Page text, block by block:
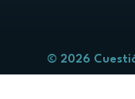
© 2026